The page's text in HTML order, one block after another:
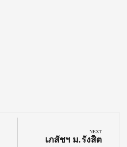
NEXT
Next
เภสัชฯ ม.รังสิต